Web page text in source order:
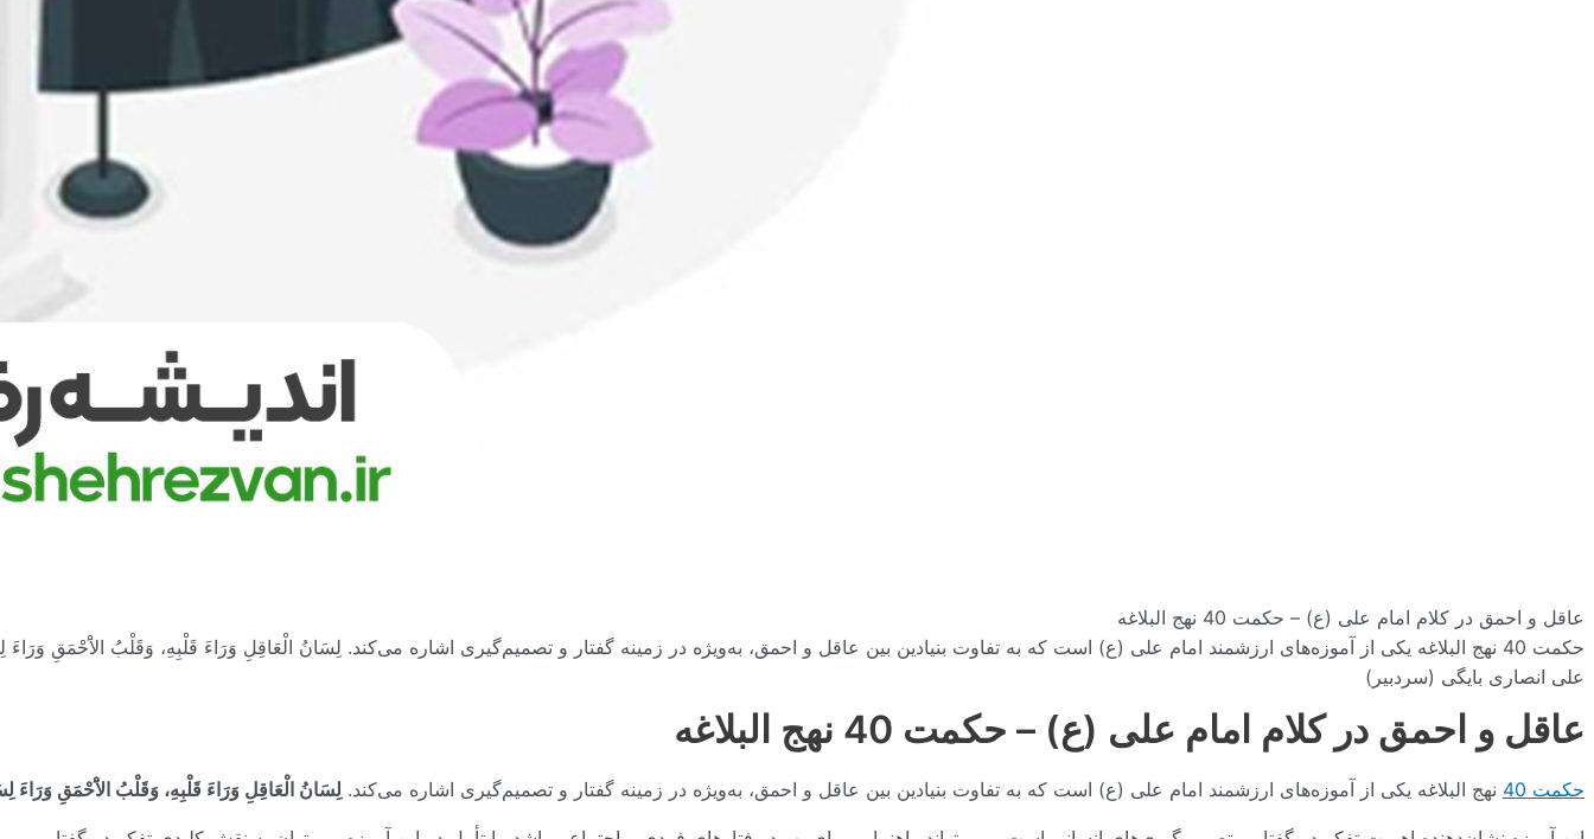
عاقل و احمق در کلام امام علی (ع) – حکمت 40 نهج البلاغه
حکمت 40 نهج البلاغه یکی از آموزه‌های ارزشمند امام علی (ع) است که به تفاوت بنیادین بین عاقل و احمق، به‌ویژه در زمینه گفتار و تصمیم‌گیری اشاره می‌کند. لِسَانُ الْعَاقِلِ وَرَاءَ قَلْبِهِ، وَقَلْبُ الاَْحْمَقِ وَرَاءَ لِسَانِهِ. این آموزه نشان‌دهنده اهمیت تفکر در گفتار و تصمیم‌گیری‌های انسانی است و می‌تواند راهنمایی برای…
علی انصاری بایگی (سردبیر)
عاقل و احمق در کلام امام علی (ع) – حکمت 40 نهج البلاغه
حکمت 40 نهج البلاغه یکی از آموزه‌های ارزشمند امام علی (ع) است که به تفاوت بنیادین بین عاقل و احمق، به‌ویژه در زمینه گفتار و تصمیم‌گیری اشاره می‌کند. لِسَانُ الْعَاقِلِ وَرَاءَ قَلْبِهِ، وَقَلْبُ الاَْحْمَقِ وَرَاءَ